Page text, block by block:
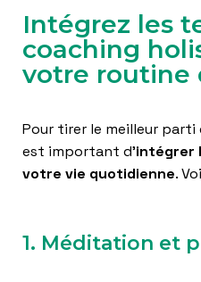
Intégrez les
coaching
votre routine
Pour tirer le meilleur
est important d’intégrer
votre vie quotidienne.
1. Méditation et